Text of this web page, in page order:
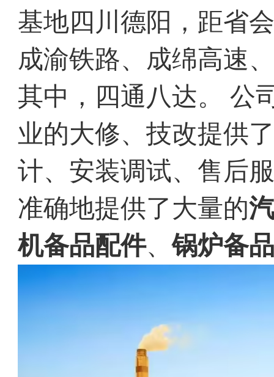
基地四川德阳，距省
成渝铁路、成绵高速
其中，四通八达。 公
业的大修、技改提供
计、安装调试、售后
准确地提供了大量的
机备品配件、锅炉备